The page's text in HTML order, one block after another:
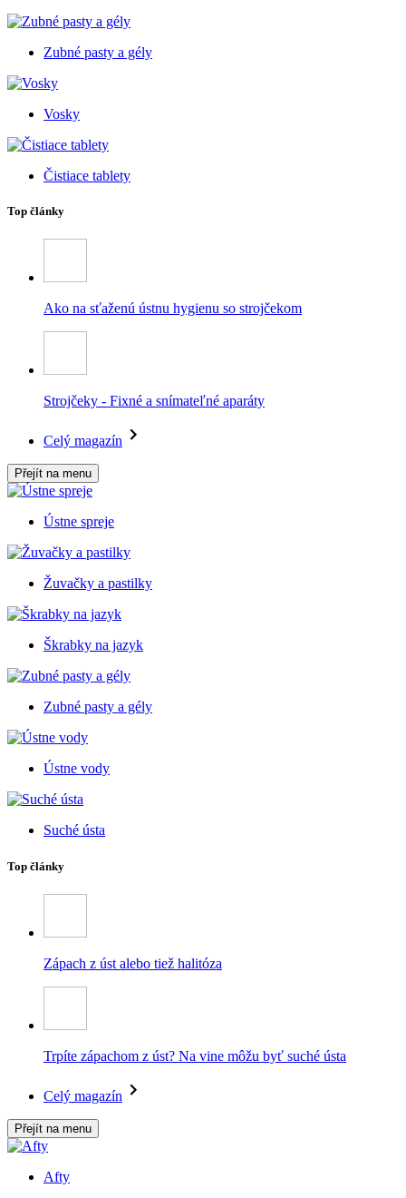
Zubné pasty a gély
Vosky
Čistiace tablety
Top články
Ako na sťaženú ústnu hygienu so strojčekom
Strojčeky - Fixné a snímateľné aparáty
Celý magazín
Přejít na menu
Ústne spreje
Žuvačky a pastilky
Škrabky na jazyk
Zubné pasty a gély
Ústne vody
Suché ústa
Top články
Zápach z úst alebo tiež halitóza
Trpíte zápachom z úst? Na vine môžu byť suché ústa
Celý magazín
Přejít na menu
Afty